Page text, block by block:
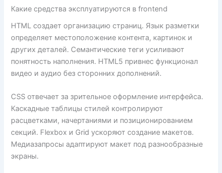
Какие средства эксплуатируются в frontend
HTML создает организацию страниц. Язык разметки
определяет местоположение контента, картинок и
других деталей. Семантические теги усиливают
понятность наполнения. HTML5 привнес функционал
видео и аудио без сторонних дополнений.
CSS отвечает за зрительное оформление интерфейса.
Каскадные таблицы стилей контролируют
расцветками, начертаниями и позиционированием
секций. Flexbox и Grid ускоряют создание макетов.
Медиазапросы адаптируют макет под разнообразные
экраны.